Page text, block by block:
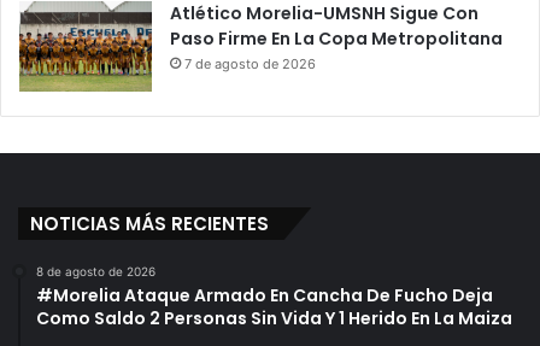
Atlético Morelia-UMSNH Sigue Con
Paso Firme En La Copa Metropolitana
7 de agosto de 2026
NOTICIAS MÁS RECIENTES
8 de agosto de 2026
#Morelia Ataque Armado En Cancha De Fucho Deja
Como Saldo 2 Personas Sin Vida Y 1 Herido En La Maiza